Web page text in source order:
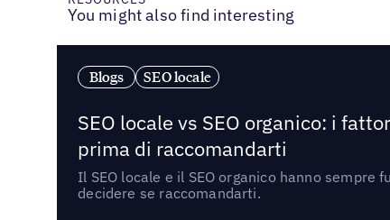
You might also find interesting
Blogs SEO locale
SEO locale vs SEO organico: i
prima di raccomandarti
Il SEO locale e il SEO organico hanno
decidere se raccomandarti.